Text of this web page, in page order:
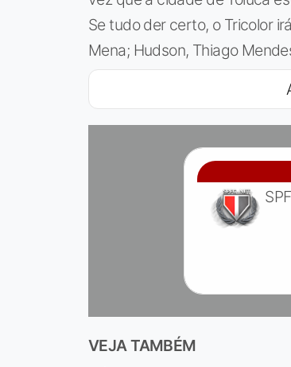
Se tudo der certo, o Tricolor
Mena; Hudson, Thiago
VEJA TAMBÉM